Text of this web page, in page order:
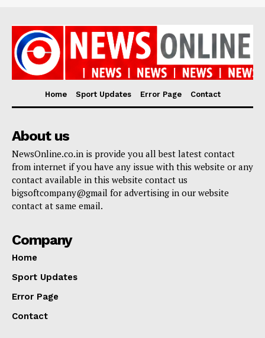
Home Sport Updates Error Page Contact
About us
NewsOnline.co.in is provide you all best latest contact
from internet if you have any issue with this website or any
contact available in this website contact us
bigsoftcompany@gmail for advertising in our website
contact at same email.
Company
Home
Sport Updates
Error Page
Contact